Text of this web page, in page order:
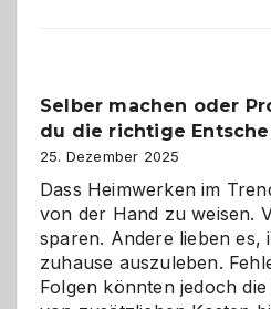
und
Zukunft
Selber machen oder
du die richtige
25. Dezember 2025
Dass Heimwerken im
von der Hand zu weisen.
sparen. Andere lieben es,
zuhause auszuleben.
Folgen könnten jedoch